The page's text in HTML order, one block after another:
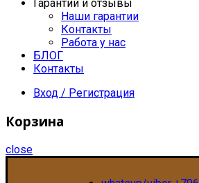
Гарантии и отзывы
Наши гарантии
Контакты
Работа у нас
БЛОГ
Контакты
Вход / Регистрация
Корзина
close